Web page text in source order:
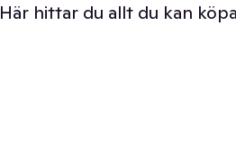
Här hittar du allt du kan